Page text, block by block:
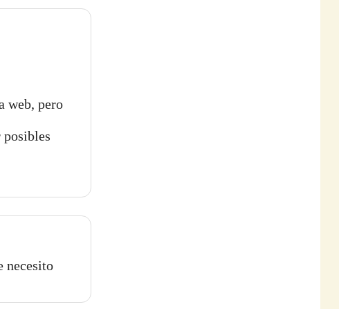
web, pero
posibles
necesito